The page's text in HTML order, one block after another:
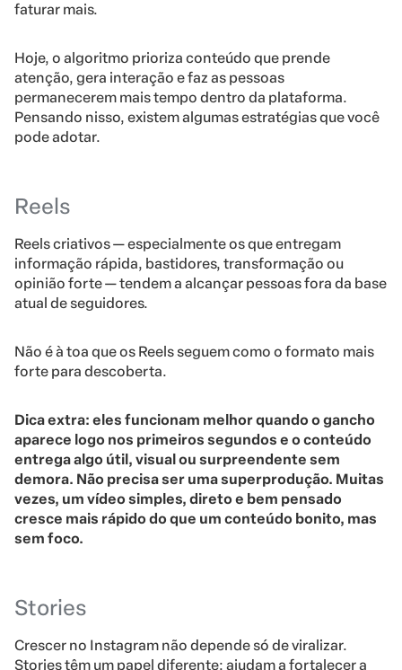
faturar mais.
Hoje, o algoritmo prioriza conteúdo que prende
atenção, gera interação e faz as pessoas
permanecerem mais tempo dentro da plataforma.
Pensando nisso, existem algumas estratégias que você
pode adotar.
Reels
Reels criativos — especialmente os que entregam
informação rápida, bastidores, transformação ou
opinião forte — tendem a alcançar pessoas fora da base
atual de seguidores.
Não é à toa que os Reels seguem como o formato mais
forte para descoberta.
Dica extra: eles funcionam melhor quando o gancho
aparece logo nos primeiros segundos e o conteúdo
entrega algo útil, visual ou surpreendente sem
demora. Não precisa ser uma superprodução. Muitas
vezes, um vídeo simples, direto e bem pensado
cresce mais rápido do que um conteúdo bonito, mas
sem foco.
Stories
Crescer no Instagram não depende só de viralizar.
Stories têm um papel diferente: ajudam a fortalecer a